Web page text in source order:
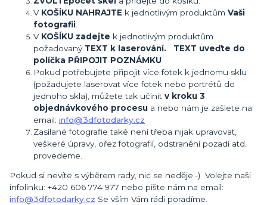
V KOŠÍKU NAHRAJTE k jednotlivým produktům Vaši
fotografii
V KOŠÍKU zadejte k jednotlivým produktům
požadovaný TEXT k laserování. TEXT uveďte do
políčka PŘIPOJIT POZNÁMKU
Pokud potřebujete připojit více fotek k jednomu sklu
(požadujete laserovat více fotek nebo portrétů do
jednoho skla), můžete tak učinit v kroku 3
objednávkového procesu a nebo nám je zašlete na
email: info@3dfotodarky.cz
Zasílané fotografie také není třeba nijak upravovat,
veškeré úpravy, ořez fotografií, odstranění pozadí atd.
provedeme.
Pokud si nevíte s výběrem rady, nic se neděje:-) Volejte naši
infolinku: +420 606 774 977 nebo pište nám na email:
info@3dfotodarky.cz Se vším Vám rádi poradíme.